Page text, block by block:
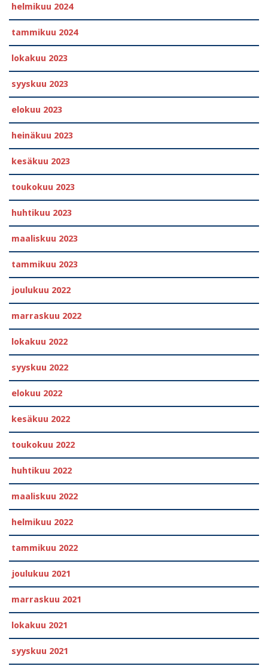
helmikuu 2024
tammikuu 2024
lokakuu 2023
syyskuu 2023
elokuu 2023
heinäkuu 2023
kesäkuu 2023
toukokuu 2023
huhtikuu 2023
maaliskuu 2023
tammikuu 2023
joulukuu 2022
marraskuu 2022
lokakuu 2022
syyskuu 2022
elokuu 2022
kesäkuu 2022
toukokuu 2022
huhtikuu 2022
maaliskuu 2022
helmikuu 2022
tammikuu 2022
joulukuu 2021
marraskuu 2021
lokakuu 2021
syyskuu 2021